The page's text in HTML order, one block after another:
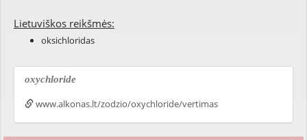
Lietuviškos reikšmės:
oksichloridas
oxychloride
www.alkonas.lt/zodzio/oxychloride/vertimas